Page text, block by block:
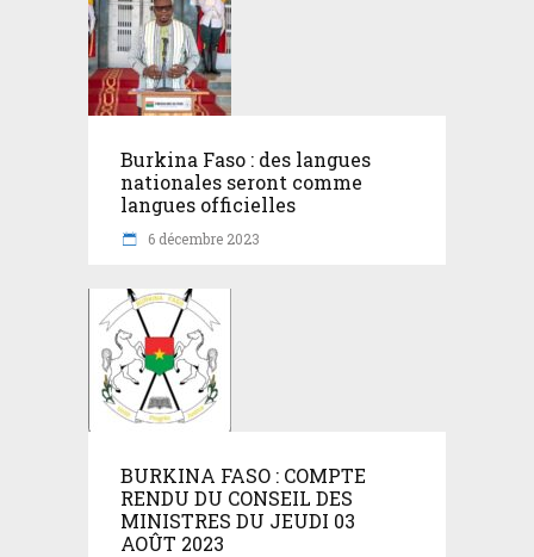
Burkina Faso : des langues
nationales seront comme
langues officielles
6 décembre 2023
BURKINA FASO : COMPTE
RENDU DU CONSEIL DES
MINISTRES DU JEUDI 03
AOÛT 2023